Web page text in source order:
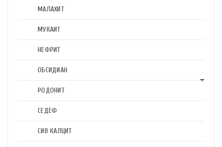
МАЛАХИТ
МУКАИТ
НЕФРИТ
ОБСИДИАН
РОДОНИТ
СЕДЕФ
СИВ КАЛЦИТ